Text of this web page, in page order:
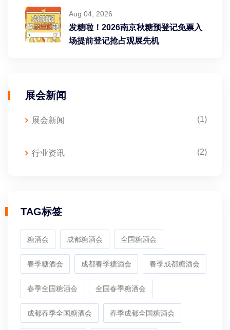
Aug 04, 2026
发糖啦！2026南京秋糖预登记免票入
场提前登记抢占观展先机
展会新闻
展会新闻 (1)
行业资讯 (2)
TAG标签
糖酒会 成都糖酒会 全国糖酒会
春季糖酒会 成都春季糖酒会 春季成都糖酒会
春季全国糖酒会 全国春季糖酒会
成都春季全国糖酒会 春季成都全国糖酒会